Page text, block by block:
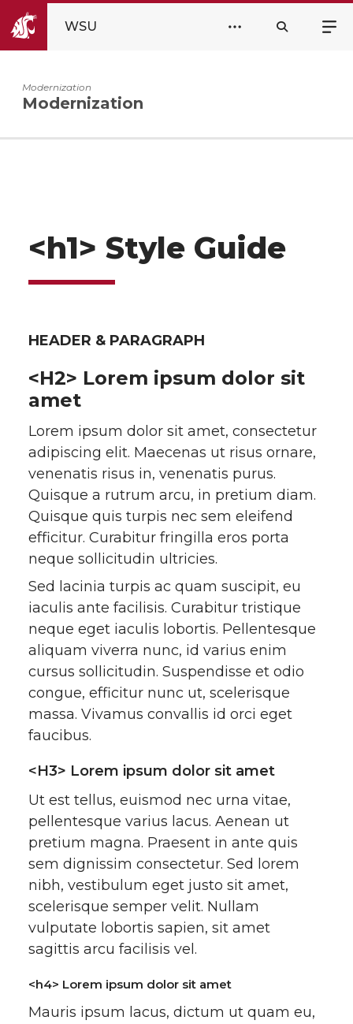
WSU
Modernization
Modernization
<h1> Style Guide
HEADER & PARAGRAPH
<H2> Lorem ipsum dolor sit
amet
Lorem ipsum dolor sit amet, consectetur
adipiscing elit. Maecenas ut risus ornare,
venenatis risus in, venenatis purus.
Quisque a rutrum arcu, in pretium diam.
Quisque quis turpis nec sem eleifend
efficitur. Curabitur fringilla eros porta
neque sollicitudin ultricies.
Sed lacinia turpis ac quam suscipit, eu
iaculis ante facilisis. Curabitur tristique
neque eget iaculis lobortis. Pellentesque
aliquam viverra nunc, id varius enim
cursus sollicitudin. Suspendisse et odio
congue, efficitur nunc ut, scelerisque
massa. Vivamus convallis id orci eget
faucibus.
<H3> Lorem ipsum dolor sit amet
Ut est tellus, euismod nec urna vitae,
pellentesque varius lacus. Aenean ut
pretium magna. Praesent in ante quis
sem dignissim consectetur. Sed lorem
nibh, vestibulum eget justo sit amet,
scelerisque semper velit. Nullam
vulputate lobortis sapien, sit amet
sagittis arcu facilisis vel.
<h4> Lorem ipsum dolor sit amet
Mauris ipsum lacus, dictum ut quam eu,